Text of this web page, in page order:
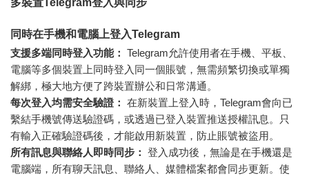
多裝置Telegram登入與同步
同時在手機和電腦上登入Telegram
支援多端同時登入功能： Telegram允許使用者在手機、平板、
電腦等多個裝置上同時登入同一個賬號，無需頻繁切換或單獨
解綁，極大地方便了跨裝置辦公和日常溝通。
每次登入均需安全驗證： 在新裝置上登入時，Telegram會向已
繫結手機號傳送驗證碼，或透過已登入裝置推送授權訊息。只
有輸入正確驗證碼後，才能啟用新裝置，防止賬號被盜用。
所有訊息與聯絡人即時同步： 登入成功後，無論是在手機還是
電腦端，所有聊天訊息、聯絡人、媒體檔案都會同步更新。使